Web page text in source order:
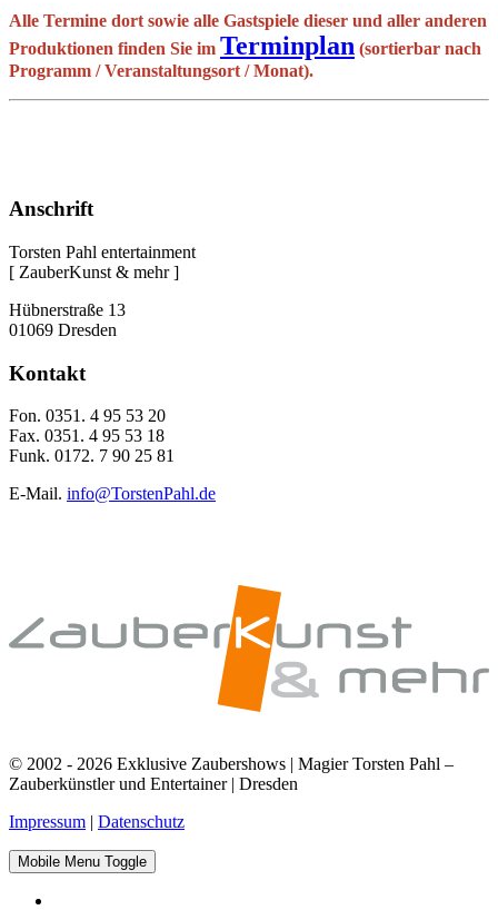
Alle Termine dort sowie alle Gastspiele dieser und aller anderen
Produktionen finden Sie im Terminplan (sortierbar nach
Programm / Veranstaltungsort / Monat).
Anschrift
Torsten Pahl entertainment
[ ZauberKunst & mehr ]
Hübnerstraße 13
01069 Dresden
Kontakt
Fon. 0351. 4 95 53 20
Fax. 0351. 4 95 53 18
Funk. 0172. 7 90 25 81
E-Mail. info@TorstenPahl.de
© 2002 - 2026 Exklusive Zaubershows | Magier Torsten Pahl –
Zauberkünstler und Entertainer | Dresden
Impressum | Datenschutz
Mobile Menu Toggle